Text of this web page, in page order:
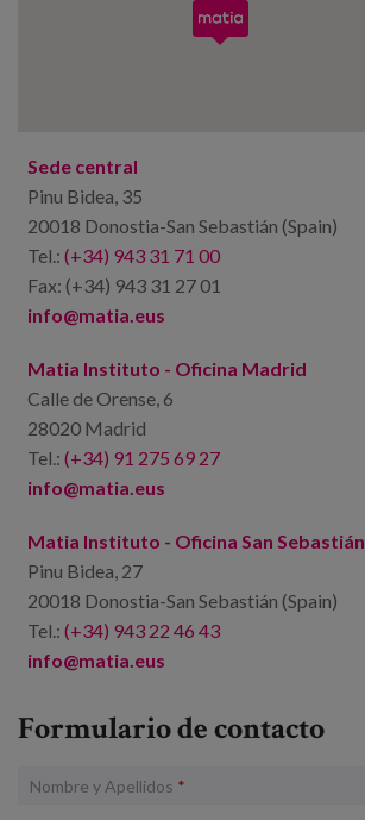
Sede central
Pinu Bidea, 35
20018 Donostia-San Sebastián (Spain)
Tel.:(+34) 943 31 71 00
Fax: (+34) 943 31 27 01
info@matia.eus
Matia Instituto - Oficina Madrid
Calle de Orense, 6
28020 Madrid
Tel.:(+34) 91 275 69 27
info@matia.eus
Matia Instituto - Oficina San Sebastián
Pinu Bidea, 27
20018 Donostia-San Sebastián (Spain)
Tel.:(+34) 943 22 46 43
info@matia.eus
Formulario de contacto
Nombre y Apellidos *